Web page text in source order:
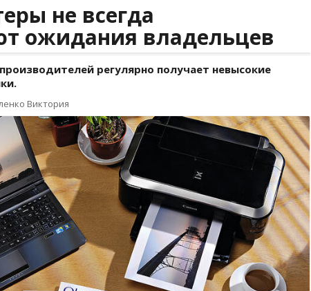
не всегда
ожидания владельцев
регулярно получает невысокие
Виктория